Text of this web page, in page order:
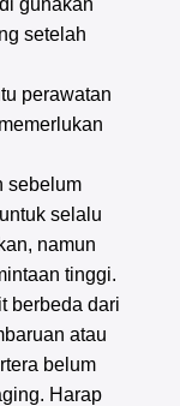
setelah
perawatan
sebelum
selalu
namun
tinggi.
berbeda dari
atau
belum
Harap